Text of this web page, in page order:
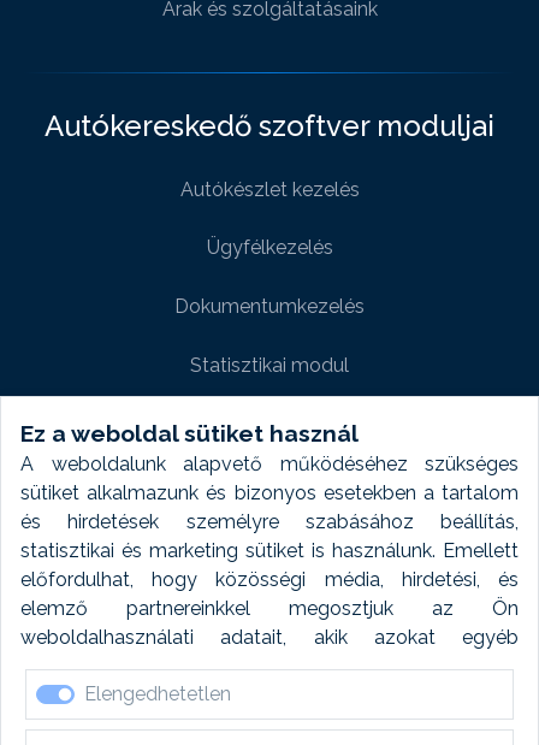
Ez a weboldal sütiket használ
A weboldalunk alapvető működéséhez szükséges
sütiket alkalmazunk és bizonyos esetekben a tartalom
és hirdetések személyre szabásához beállítás,
statisztikai és marketing sütiket is használunk. Emellett
előfordulhat, hogy közösségi média, hirdetési, és
elemző partnereinkkel megosztjuk az Ön
weboldalhasználati adatait, akik azokat egyéb
forrásokból gyűjtött adatokkal kombinálhatják. A sütik
elfogadásával kapcsolatosan naplózást végzünk és
ezen adatokat 6 hónap után automatikusan töröljük. A
Elengedhetetlen
Árak és szolgáltatásaink
Autókereskedő szoftver moduljai
Autókészlet kezelés
Ügyfélkezelés
Dokumentumkezelés
Statisztikai modul
Weboldal modul
Fényképtár extra modul
Autómosó modul
Feladatütemezés